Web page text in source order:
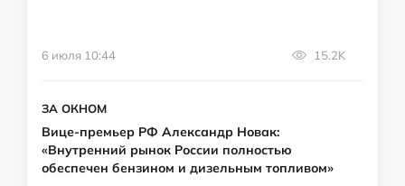
6 июля 10:44 15.2K
ЗА ОКНОМ
Вице-премьер РФ Александр Новак:
«Внутренний рынок России полностью
обеспечен бензином и дизельным топливом»